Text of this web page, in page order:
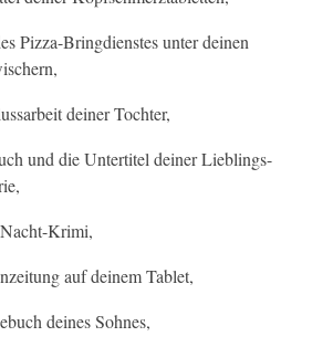
Pizza-Bringdienstes unter deinen
deiner Tochter,
und die Untertitel deiner Lieblings-
Krimi,
auf deinem Tablet,
deines Sohnes,